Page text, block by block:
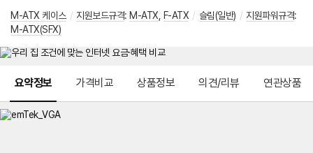
M-ATX 케이스 / 지원보드규격: M-ATX F-ATX / 슬림(일반) / 지원파워규격:
M-ATX(SFX)
요약정보 가격비교 상품정보 의견/리뷰 연관상품